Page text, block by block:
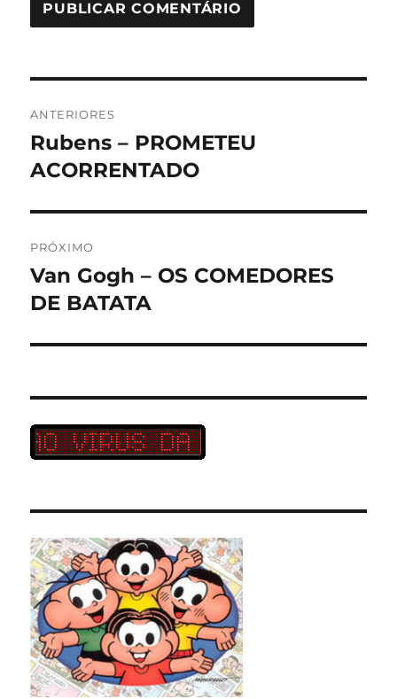
de
Post
ANTERIORES
Post
anterior:
Rubens – PROMETEU
ACORRENTADO
PRÓXIMO
Próximo
post:
Van Gogh – OS COMEDORES
DE BATATA